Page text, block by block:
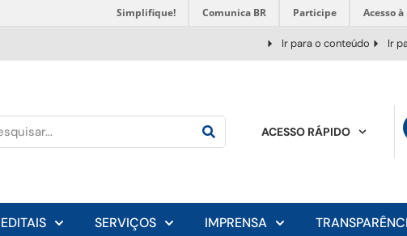
Simplifique! Comunica BR Participe Acesso
Ir para o conteúdo Ir
ACESSO RÁPIDO
EDITAIS SERVIÇOS IMPRENSA